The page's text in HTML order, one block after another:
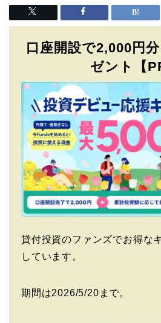
口座開設で2,000円
ゼント【
貸付投資のファンズでお得な
しています。
期間は2026/5/20まで。